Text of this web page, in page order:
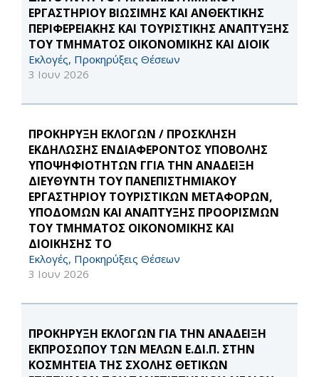
ΕΡΓΑΣΤΗΡΙΟΥ ΒΙΩΣΙΜΗΣ ΚΑΙ ΑΝΘΕΚΤΙΚΗΣ
ΠΕΡΙΦΕΡΕΙΑΚΗΣ ΚΑΙ ΤΟΥΡΙΣΤΙΚΗΣ ΑΝΑΠΤΥΞΗΣ
ΤΟΥ ΤΜΗΜΑΤΟΣ ΟΙΚΟΝΟΜΙΚΗΣ ΚΑΙ ΔΙΟΙΚ
Εκλογές, Προκηρύξεις Θέσεων
3 Ιουν 2026
ΠΡΟΚΗΡΥΞΗ ΕΚΛΟΓΩΝ / ΠΡΟΣΚΛΗΣΗ
ΕΚΔΗΛΩΣΗΣ ΕΝΔΙΑΦΕΡΟΝΤΟΣ ΥΠΟΒΟΛΗΣ
ΥΠΟΨΗΦΙΟΤΗΤΩΝ ΓΓΙΑ ΤΗΝ ΑΝΑΔΕΙΞΗ
ΔΙΕΥΘΥΝΤΗ ΤΟΥ ΠΑΝΕΠΙΣΤΗΜΙΑΚΟΥ
ΕΡΓΑΣΤΗΡΙΟΥ ΤΟΥΡΙΣΤΙΚΩΝ ΜΕΤΑΦΟΡΩΝ,
ΥΠΟΔΟΜΩΝ ΚΑΙ ΑΝΑΠΤΥΞΗΣ ΠΡΟΟΡΙΣΜΩΝ
ΤΟΥ ΤΜΗΜΑΤΟΣ ΟΙΚΟΝΟΜΙΚΗΣ ΚΑΙ
ΔΙΟΙΚΗΣΗΣ ΤΟ
Εκλογές, Προκηρύξεις Θέσεων
3 Ιουν 2026
ΠΡΟΚΗΡΥΞΗ ΕΚΛΟΓΩΝ ΓΙΑ ΤΗΝ ΑΝΑΔΕΙΞΗ
ΕΚΠΡΟΣΩΠΟΥ ΤΩΝ ΜΕΛΩΝ Ε.ΔΙ.Π. ΣΤΗΝ
ΚΟΣΜΗΤΕΙΑ ΤΗΣ ΣΧΟΛΗΣ ΘΕΤΙΚΩΝ